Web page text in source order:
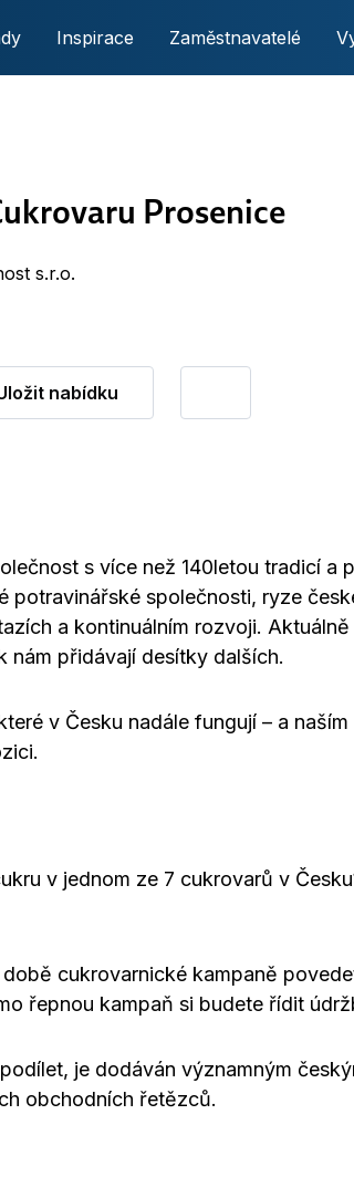
Inspirace Zaměstnavatelé
Prosenice
s.r.o.
nabídku
s více než 140letou tradicí a
potravinářské společnosti, ryze
a kontinuálním rozvoji.
nám přidávají desítky dalších.
v Česku nadále fungují – a
v jednom ze 7 cukrovarů v
cukrovarnické kampaně
řepnou kampaň si budete řídit
je dodáván významným
obchodních řetězců.